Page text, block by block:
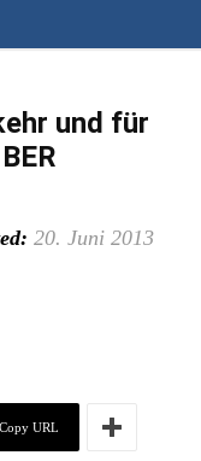
und für
20. Juni 2013
Copy URL